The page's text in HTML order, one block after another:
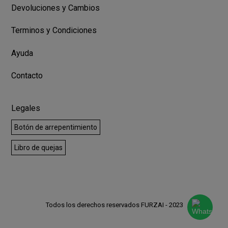
Devoluciones y Cambios
Terminos y Condiciones
Ayuda
Contacto
Legales
Botón de arrepentimiento
Libro de quejas
Todos los derechos reservados FURZAI - 2023